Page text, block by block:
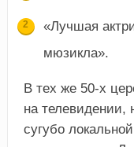
«Лучшая
мюзикла».
В тех же 50-х
на телевидении,
сугубо